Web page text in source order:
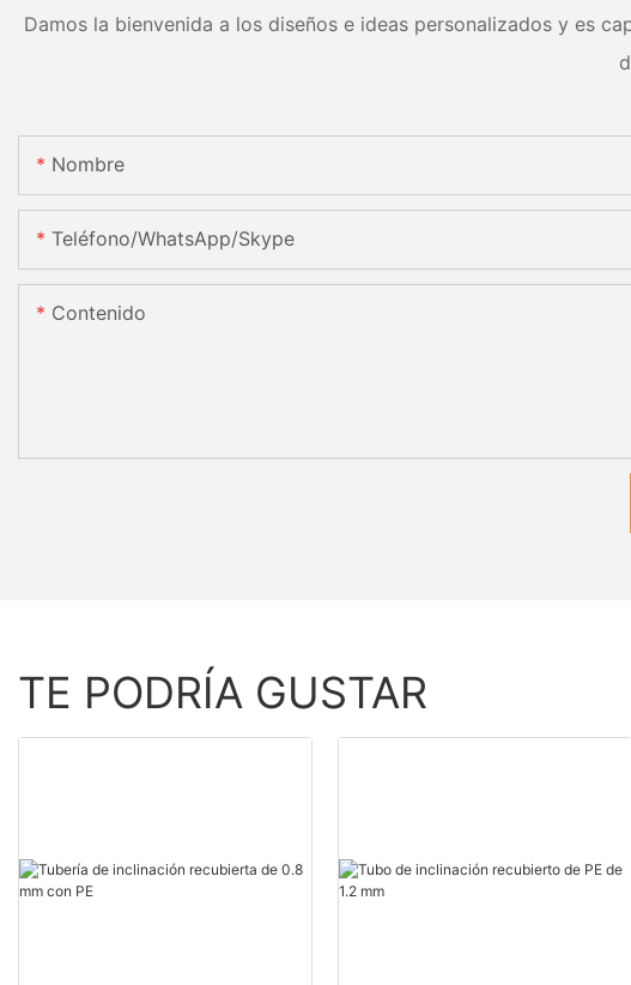
Damos la bienvenida a los diseños e ideas personalizados y es
Nombre
Teléfono/WhatsApp/Skype
Contenido
TE PODRÍA GUSTAR